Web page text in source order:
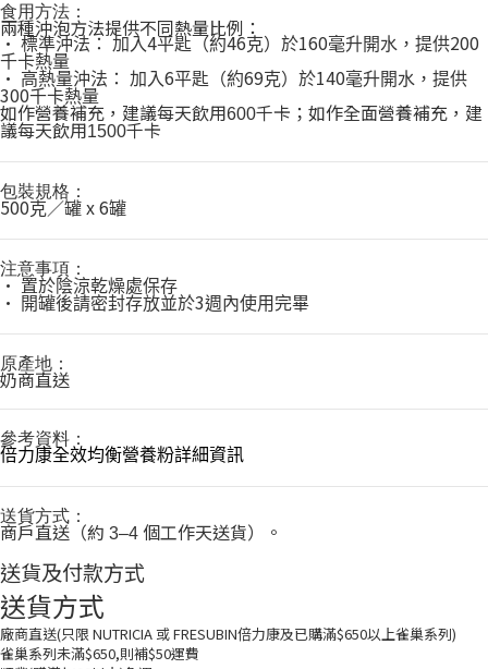
食用方法：
兩種沖泡方法提供不同熱量比例：
•標準沖法： 加入4平匙（約46克）於160毫升開水，提供200
千卡熱量
• 高熱量沖法： 加入6平匙（約69克）於140毫升開水，提供
300千卡熱量
如作營養補充，建議每天飲用600千卡；如作全面營養補充，建
議每天飲用1500千卡
包裝規格：
500克／罐 x 6罐
注意事項：
•置於陰涼乾燥處保存
• 開罐後請密封存放並於3週內使用完畢
原產地：
奶商直送
參考資料：
倍力康全效均衡營養粉詳細資訊
送貨方式：
商戶直送（約 3–4 個工作天送貨）。
送貨及付款方式
送貨方式
廠商直送(只限 NUTRICIA 或 FRESUBIN倍力康及已購滿$650以上雀巢系列)
雀巢系列未滿$650,則補$50運費